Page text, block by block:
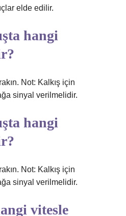
elde edilir.
hangi
Not: Kalkış için
sinyal verilmelidir.
hangi
Not: Kalkış için
sinyal verilmelidir.
vitesle